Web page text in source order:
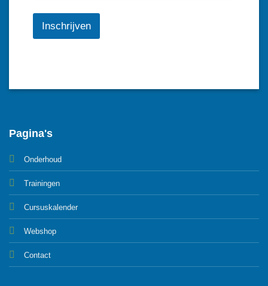
Inschrijven
Pagina's
Onderhoud
Trainingen
Cursuskalender
Webshop
Contact